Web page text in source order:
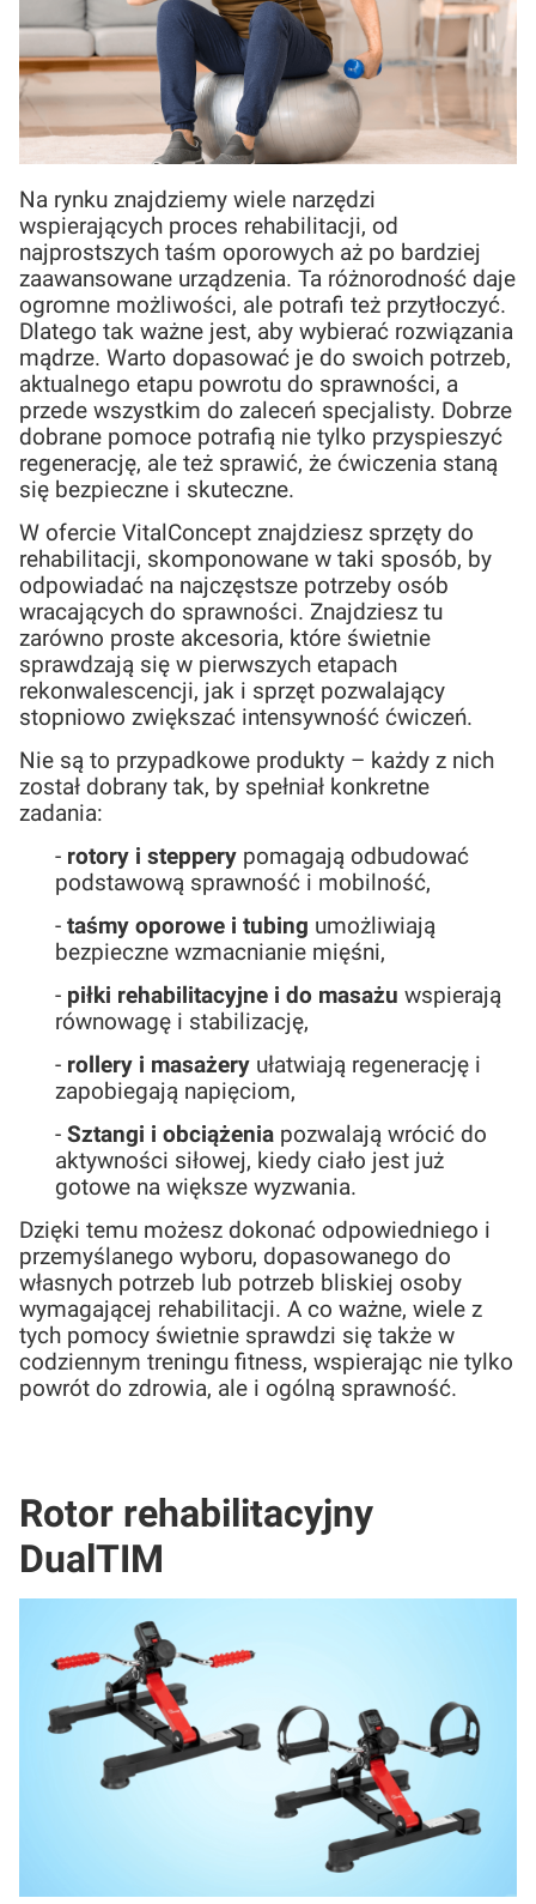
Na rynku znajdziemy wiele narzędzi
wspierających proces rehabilitacji, od
najprostszych taśm oporowych aż po bardziej
zaawansowane urządzenia. Ta różnorodność daje
ogromne możliwości, ale potrafi też przytłoczyć.
Dlatego tak ważne jest, aby wybierać rozwiązania
mądrze. Warto dopasować je do swoich potrzeb,
aktualnego etapu powrotu do sprawności, a
przede wszystkim do zaleceń specjalisty. Dobrze
dobrane pomoce potrafią nie tylko przyspieszyć
regenerację, ale też sprawić, że ćwiczenia staną
się bezpieczne i skuteczne.
W ofercie VitalConcept znajdziesz sprzęty do
rehabilitacji, skomponowane w taki sposób, by
odpowiadać na najczęstsze potrzeby osób
wracających do sprawności. Znajdziesz tu
zarówno proste akcesoria, które świetnie
sprawdzają się w pierwszych etapach
rekonwalescencji, jak i sprzęt pozwalający
stopniowo zwiększać intensywność ćwiczeń.
Nie są to przypadkowe produkty – każdy z nich
został dobrany tak, by spełniał konkretne
zadania:
- rotory i steppery pomagają odbudować
podstawową sprawność i mobilność,
- taśmy oporowe i tubing umożliwiają
bezpieczne wzmacnianie mięśni,
- piłki rehabilitacyjne i do masażu wspierają
równowagę i stabilizację,
- rollery i masażery ułatwiają regenerację i
zapobiegają napięciom,
- Sztangi i obciążenia pozwalają wrócić do
aktywności siłowej, kiedy ciało jest już
gotowe na większe wyzwania.
Dzięki temu możesz dokonać odpowiedniego i
przemyślanego wyboru, dopasowanego do
własnych potrzeb lub potrzeb bliskiej osoby
wymagającej rehabilitacji. A co ważne, wiele z
tych pomocy świetnie sprawdzi się także w
codziennym treningu fitness, wspierając nie tylko
powrót do zdrowia, ale i ogólną sprawność.
Rotor rehabilitacyjny
DualTIM